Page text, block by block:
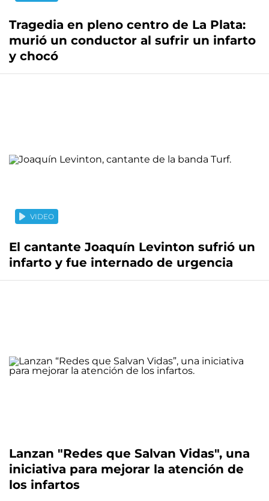
Tragedia en pleno centro de La Plata:
murió un conductor al sufrir un infarto
y chocó
VIDEO
El cantante Joaquín Levinton sufrió un
infarto y fue internado de urgencia
Lanzan "Redes que Salvan Vidas", una
iniciativa para mejorar la atención de
los infartos